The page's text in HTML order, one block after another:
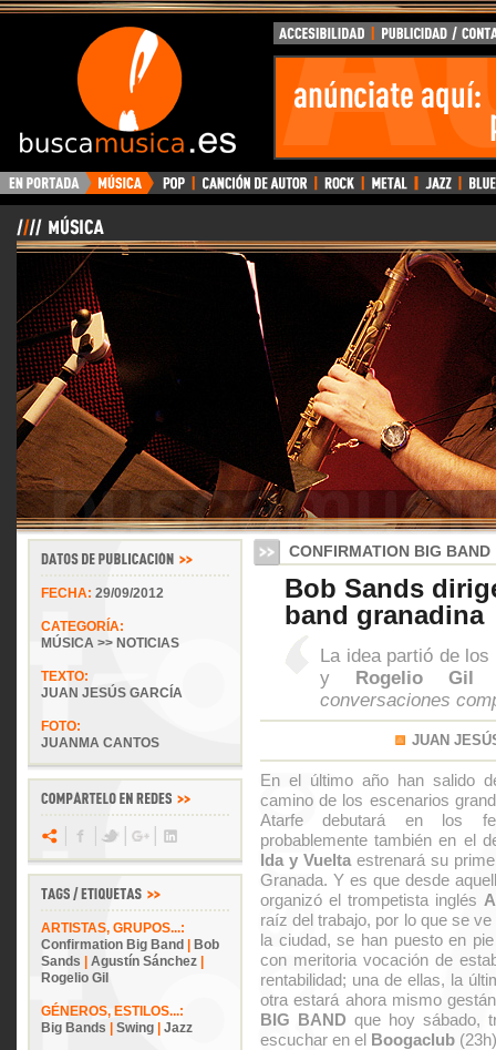
BuscaMusica.es
FECHA: 29/09/2012
CATEGORÍA:
MÚSICA >> NOTICIAS
TEXTO:
JUAN JESÚS GARCÍA
FOTO:
JUANMA CANTOS
ARTISTAS, GRUPOS...:
Confirmation Big Band
Bob
Sands
Agustín Sánchez
Rogelio Gil
GÉNEROS, ESTILOS...:
Big Bands
Swing Jazz
CONFIRMATION BIG BAND
Bob Sands
band granadina
La idea partió de
y Rogelio Gil
conversaciones
JUAN
En el último año han salido
camino de los escenarios
Atarfe debutará en los
probablemente también en el
Ida y Vuelta estrenará su
Granada. Y es que desde
organizó el trompetista inglés
raíz del trabajo, por lo que se
la ciudad, se han puesto en
con meritoria vocación de
rentabilidad; una de ellas, la
otra estará ahora mismo
BIG BAND que hoy sábado,
escuchar en el Boogaclub